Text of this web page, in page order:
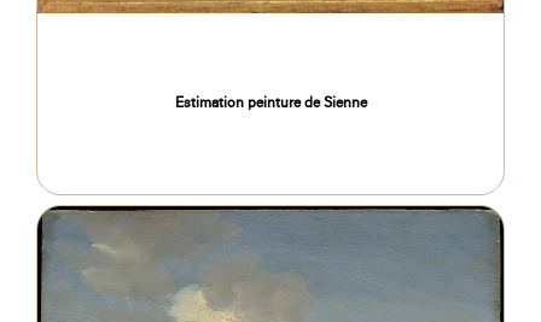
Estimation peinture de Sienne